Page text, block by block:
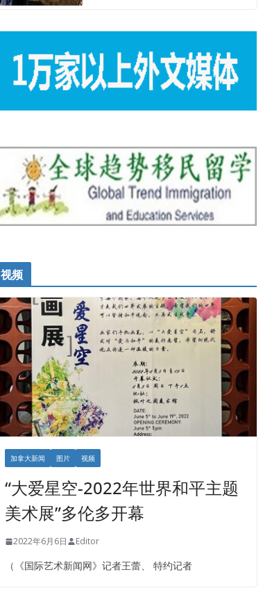
视频
加拿大新闻 图片 视频
“大爱星空-2022年世界和平主题
美术展”多伦多开幕
2022年6月6日 Editor
（《国际艺术新闻网》记者王蕾、 特约记者